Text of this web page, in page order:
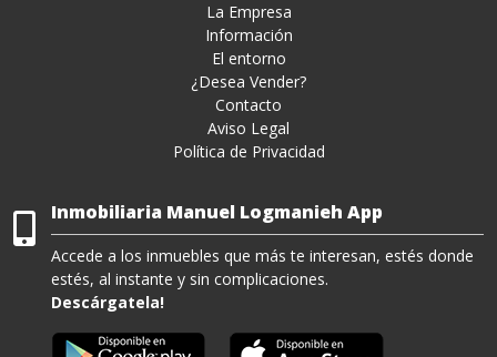
La Empresa
Información
El entorno
¿Desea Vender?
Contacto
Aviso Legal
Política de Privacidad
Inmobiliaria Manuel Logmanieh App
Accede a los inmuebles que más te interesan, estés donde
estés, al instante y sin complicaciones.
Descárgatela!